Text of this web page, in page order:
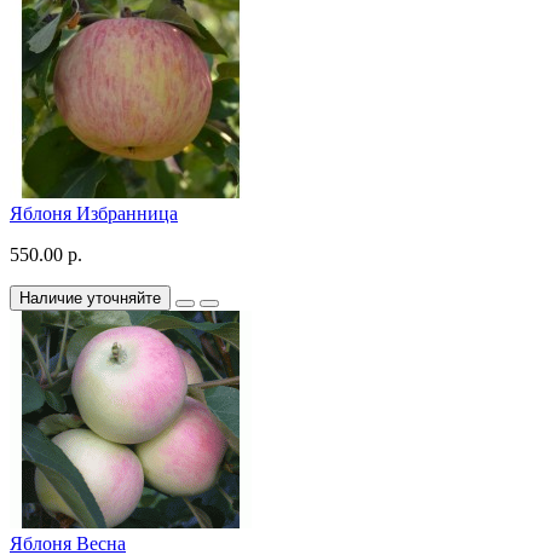
Яблоня Избранница
550.00 р.
Наличие уточняйте
Яблоня Весна